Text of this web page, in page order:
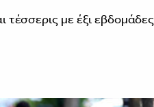
τέσσερις με έξι εβδομάδες